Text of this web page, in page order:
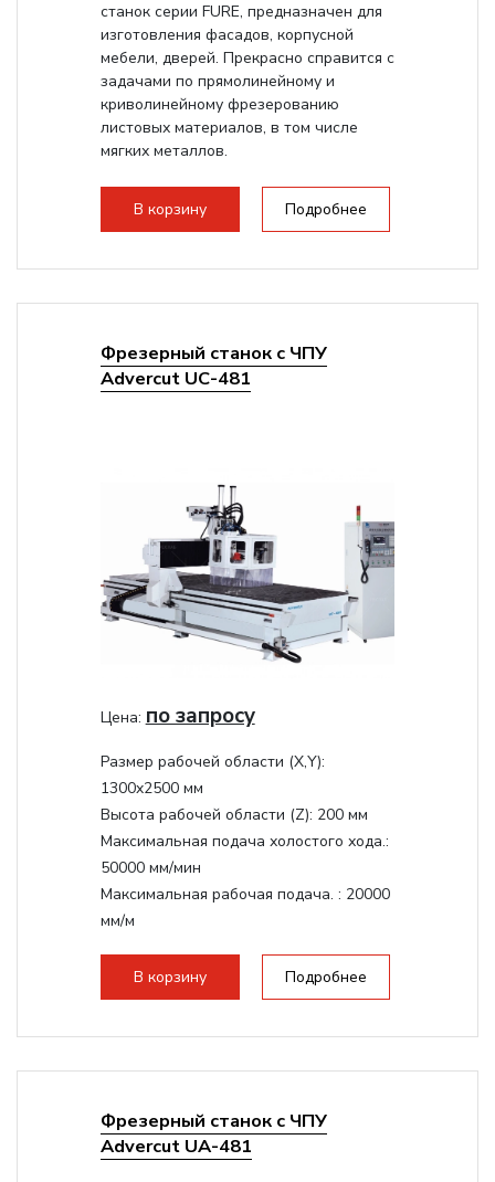
станок серии FURE, предназначен для
изготовления фасадов, корпусной
мебели, дверей. Прекрасно справится с
задачами по прямолинейному и
криволинейному фрезерованию
листовых материалов, в том числе
мягких металлов.
В корзину Подробнее
Фрезерный станок с ЧПУ
Advercut UС-481
Цена: по запросу
Размер рабочей области (Х,Y):
1300x2500 мм
Высота рабочей области (Z): 200 мм
Максимальная подача холостого хода.:
50000 мм/мин
Максимальная рабочая подача. : 20000
мм/м
стандартно:Вакуумный стол
Цанговый патрон:ER32
В корзину Подробнее
Фрезерный станок с ЧПУ
Advercut UA-481